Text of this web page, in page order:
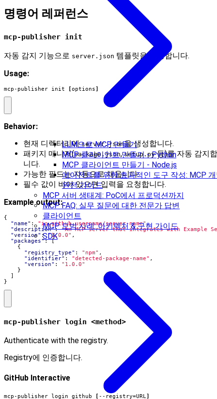
LLM으로 MCP 만들기
MCP 클라이언트 만들기 - Python
MCP 클라이언트 만들기 - Node.js
에이전트를 위한 효과적인 도구 작성: MCP
완전 가이드
MCP 서버 생태계: PoC에서 프로덕션까지
MCP FAQ: 실무 질문에 대한 전문가 답변
클라이언트
MCP 모범 사례: 아키텍처 & 구현 가이드
SDK
명령어 레퍼런스
mcp-publisher init
자동 감지 기능으로 server.json 템플릿을 생성합니다.
Usage:
mcp-publisher init [options]
Behavior:
현재 디렉터리에server.json을 생성합니다.
패키지 매니저(package.json,setup.py등)를 자동 감지합
니다.
가능한 필드는 자동으로 채웁니다.
필수 값이 비어 있으면 입력을 요청합니다.
Example output:
{
"name" : "io.github.username/server-name",
"description": "An MCP server that integrates with Example
"version" : "1.0.0" ,
"packages": [
{
"registry_type" : "npm" ,
"identifier" : "detected-package-name" ,
"version" :
"1.0.0"
}
]
}
mcp-publisher login <method>
Authenticate with the registry.
Registry에 인증합니다.
GitHub Interactive
mcp-publisher login github [ --registry=URL ]